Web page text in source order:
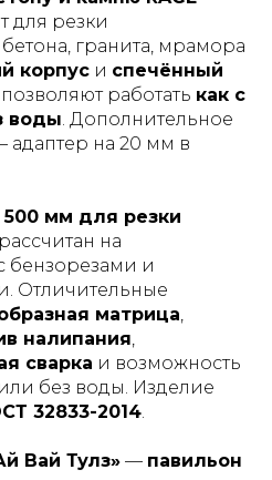
для резки
гранита, мрамора
корпус и спечённый
позволяют работать как с
воды. Дополнительное
на 20 мм в
мм для резки
рассчитан на
бензорезами и
Отличительные
матрица,
налипания,
сварка и возможность
без воды. Изделие
32833-2014.
Вай Тулз» — павильон